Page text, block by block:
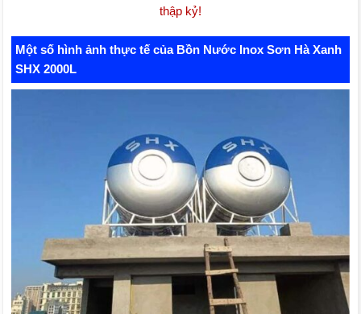
thập kỷ!
Một số hình ảnh thực tế của Bồn Nước Inox Sơn Hà Xanh
SHX 2000L